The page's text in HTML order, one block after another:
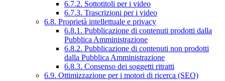
6.7.2. Sottotitoli per i video
6.7.3. Trascrizioni per i video
6.8. Proprietà intellettuale e privacy
6.8.1. Pubblicazione di contenuti prodotti dalla
Pubblica Amministrazione
6.8.2. Pubblicazione di contenuti non prodotti
dalla Pubblica Amministrazione
6.8.3. Consenso dei soggetti ritratti
6.9. Ottimizzazione per i motori di ricerca (SEO)